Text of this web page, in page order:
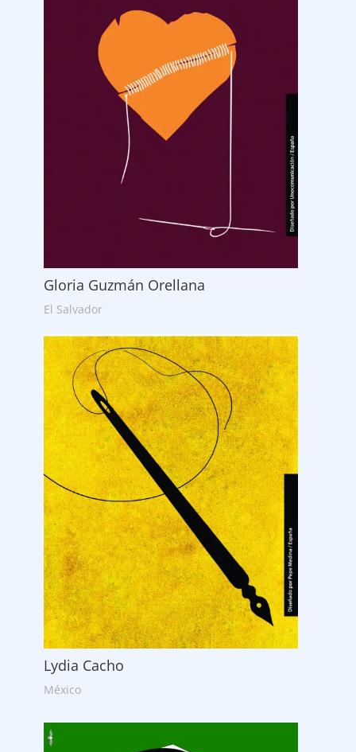
Gloria Guzmán Orellana
El Salvador
Lydia Cacho
México